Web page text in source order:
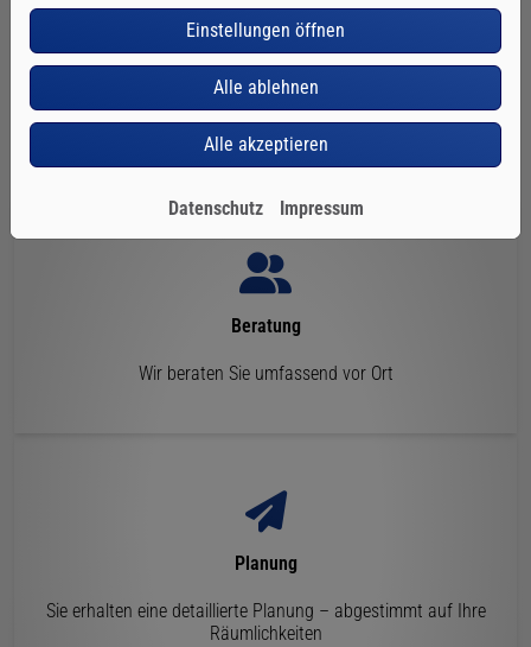
Unsere Leistungen rund um
Zentralstaubsauger
Beratung
Wir beraten Sie umfassend vor Ort
Planung
Sie erhalten eine detaillierte Planung – abgestimmt auf Ihre
Räumlichkeiten
Einstellungen öffnen
Alle ablehnen
Alle akzeptieren
Datenschutz Impressum